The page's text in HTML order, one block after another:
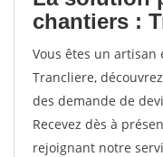
chantiers :
Vous êtes un artisan
Trancliere,
des demande de
Recevez dès à
rejoignant notre